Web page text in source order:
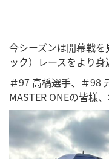
今シーズンは開幕戦
ック）レースをより身
＃97 高橋選手、＃98
MASTER ONEの皆様